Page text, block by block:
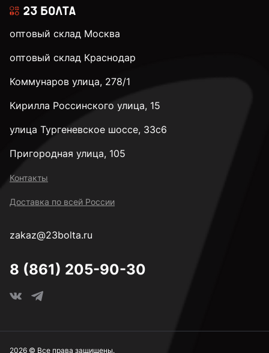
М8
М10
М18
оптовый склад Москва
оптовый склад Краснодар
Коммунаров улица, 278/1
Кирилла Россинского улица, 15
улица Тургеневское шоссе, 33с6
Пригородная улица, 105
Контакты
Доставка по всей России
zakaz@23bolta.ru
8 (861) 205-90-30
2026 © Все права защищены.